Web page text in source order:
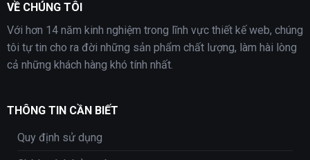
VỀ CHÚNG TÔI
Với hơn 14 năm kinh nghiệm trong lĩnh vực thiết kế web, chúng
tôi tự tin cho ra đời những sản phẩm chất lượng, làm hài lòng
cả những khách hàng khó tính nhất.
THÔNG TIN CẦN BIẾT
Quy định sử dụng